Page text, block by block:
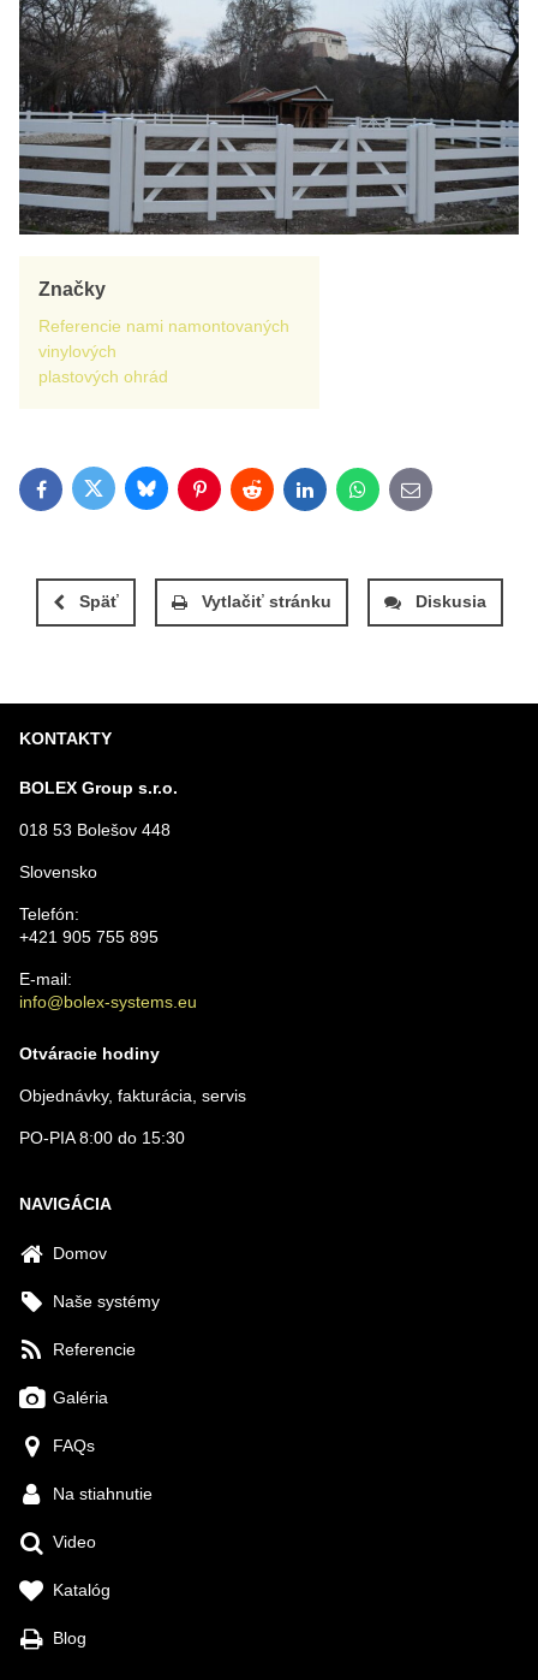
Značky
Referencie nami namontovaných
vinylových
plastových ohrád
FacebookTwitterBlueskyPinterestRedditLinkedInWhatsApp
E-mail
Späť Vytlačiť stránku Diskusia
KONTAKTY
BOLEX Group s.r.o.
018 53 Bolešov 448
Slovensko
Telefón:
+421 905 755 895
E-mail:
info@bolex-systems.eu
Otváracie hodiny
Objednávky, fakturácia, servis
PO-PIA 8:00 do 15:30
NAVIGÁCIA
Domov
Naše systémy
Referencie
Galéria
FAQs
Na stiahnutie
Video
Katalóg
Blog